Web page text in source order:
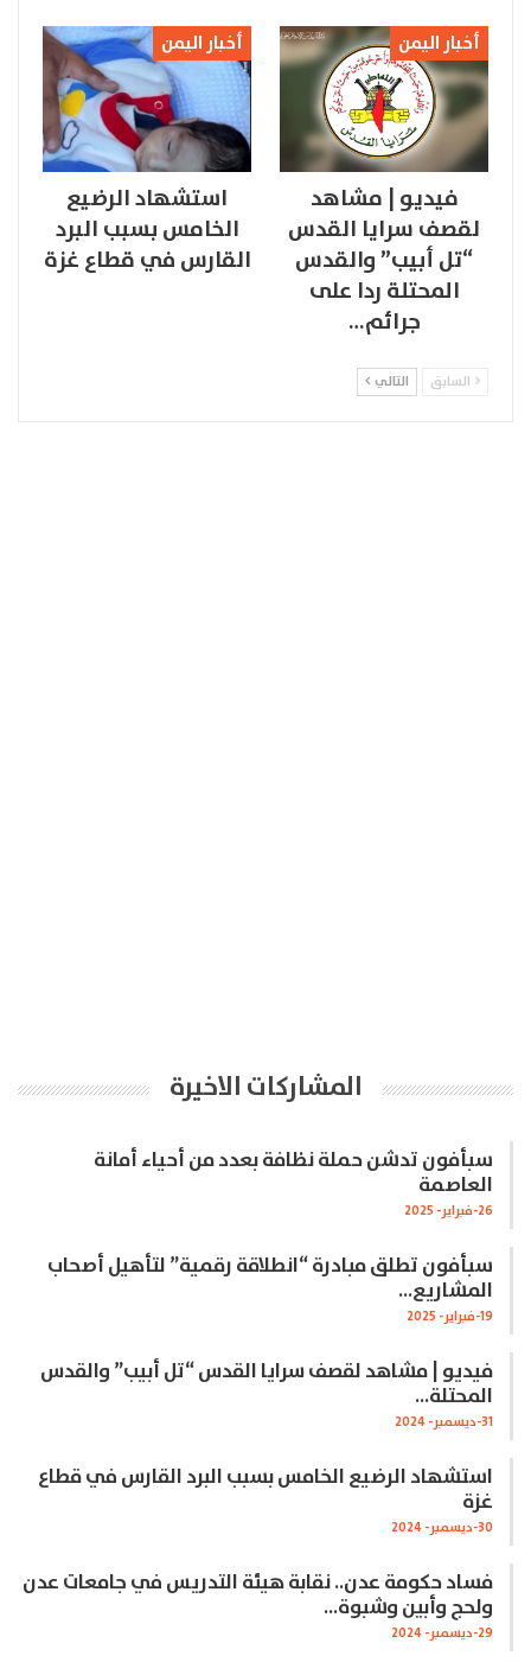
أخبار اليمن
فيديو | مشاهد
لقصف سرايا القدس
“تل أبيب” والقدس
المحتلة ردا على
جرائم…
أخبار اليمن
استشهاد الرضيع
الخامس بسبب البرد
القارس في قطاع غزة
السابق التالي
المشاركات الاخيرة
سبأفون تدشن حملة نظافة بعدد من أحياء أمانة
العاصمة
26-فبراير- 2025
سبأفون تطلق مبادرة “انطلاقة رقمية” لتأهيل أصحاب
المشاريع…
19-فبراير- 2025
فيديو | مشاهد لقصف سرايا القدس “تل أبيب” والقدس
المحتلة…
31-ديسمبر- 2024
استشهاد الرضيع الخامس بسبب البرد القارس في قطاع
غزة
30-ديسمبر- 2024
فساد حكومة عدن.. نقابة هيئة التدريس في جامعات عدن
ولحج وأبين وشبوة…
29-ديسمبر- 2024